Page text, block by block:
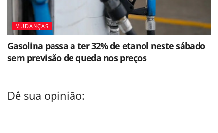
MUDANÇAS
Gasolina passa a ter 32% de etanol neste sábado
sem previsão de queda nos preços
Dê sua opinião: